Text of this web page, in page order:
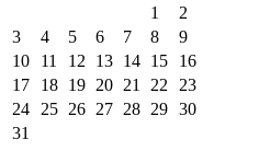
1
2
3
4 5 6 7 8
9
10
11 12 13 14 15
16
17
18 19 20 21 22
23
24
25 26 27 28 29 30
31